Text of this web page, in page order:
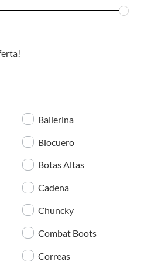
Ballerina
Biocuero
Botas Altas
Cadena
Chuncky
Combat Boots
Correas